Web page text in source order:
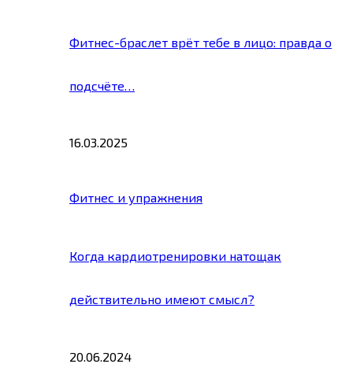
Фитнес-браслет врёт тебе в лицо: правда о
подсчёте…
16.03.2025
Фитнес и упражнения
Когда кардиотренировки натощак
действительно имеют смысл?
20.06.2024